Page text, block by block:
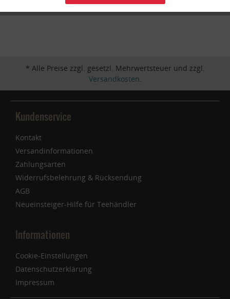
* Alle Preise zzgl. gesetzl. Mehrwertsteuer und zzgl.
Versandkosten.
Kundenservice
Kontakt
Versandinformationen
Zahlungsarten
Widerrufsbelehrung & Rücksendung
AGB
Neueinsteiger-Hilfe für Teehändler
Informationen
Cookie-Einstellungen
Datenschutzerklärung
Impressum
Personalisierung Inaktiv